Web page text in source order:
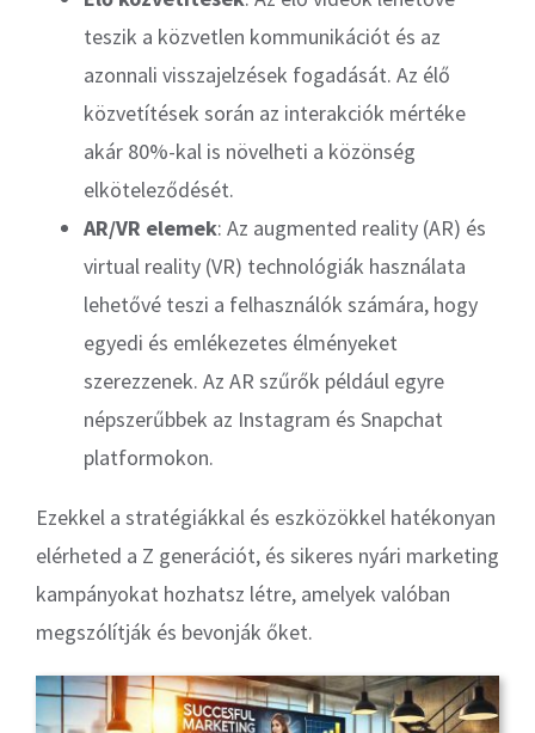
teszik a közvetlen kommunikációt és az
azonnali visszajelzések fogadását. Az élő
közvetítések során az interakciók mértéke
akár 80%-kal is növelheti a közönség
elköteleződését.
AR/VR elemek: Az augmented reality (AR) és
virtual reality (VR) technológiák használata
lehetővé teszi a felhasználók számára, hogy
egyedi és emlékezetes élményeket
szerezzenek. Az AR szűrők például egyre
népszerűbbek az Instagram és Snapchat
platformokon.
Ezekkel a stratégiákkal és eszközökkel hatékonyan
elérheted a Z generációt, és sikeres nyári marketing
kampányokat hozhatsz létre, amelyek valóban
megszólítják és bevonják őket.